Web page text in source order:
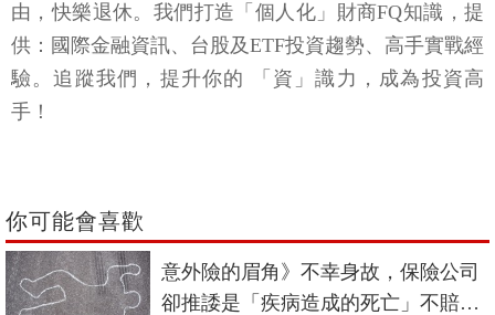
由，快樂退休。我們打造「個人化」財商FQ知識，提
供：國際金融資訊、台股及ETF投資趨勢、高手實戰經
驗。追蹤我們，提升你的 「資」識力，成為投資高
手！
你可能會喜歡
意外險的眉角》不幸身故，保險公司
卻推諉是「疾病造成的死亡」不賠？